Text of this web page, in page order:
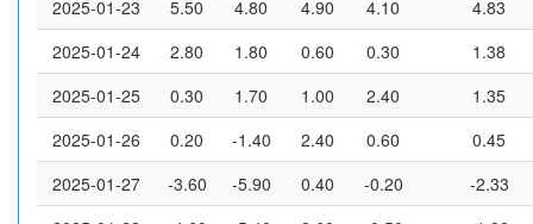
2025-01-23
5.50 4.80 4.90 4.10
4.83
2025-01-24
2.80 1.80 0.60 0.30
1.38
2025-01-25
0.30 1.70 1.00 2.40
1.35
2025-01-26
0.20 -1.40 2.40 0.60
0.45
2025-01-27
-3.60 -5.90 0.40 -0.20
-2.33